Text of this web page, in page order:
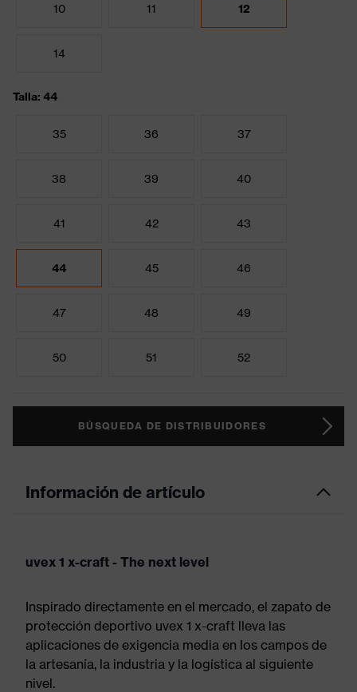
10 11 12
14
Talla: 44
35 36 37
38 39 40
41 42 43
44 45 46
47 48 49
50 51 52
BÚSQUEDA DE DISTRIBUIDORES
Información de artículo
uvex 1 x-craft - The next level
Inspirado directamente en el mercado, el zapato de
protección deportivo uvex 1 x-craft lleva las
aplicaciones de exigencia media en los campos de
la artesanía, la industria y la logística al siguiente
nivel.